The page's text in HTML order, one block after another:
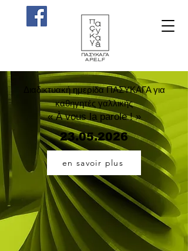
Διαδικτυακή ημερίδα ΠΑΣΥΚΑΓΑ για
καθηγητές γαλλικής
« À vous la parole ! »
23.05.2026
en savoir plus